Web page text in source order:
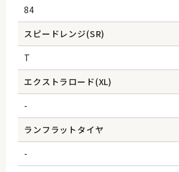
84
スピードレンジ(SR)
T
エクストラロード(XL)
-
ランフラットタイヤ
-